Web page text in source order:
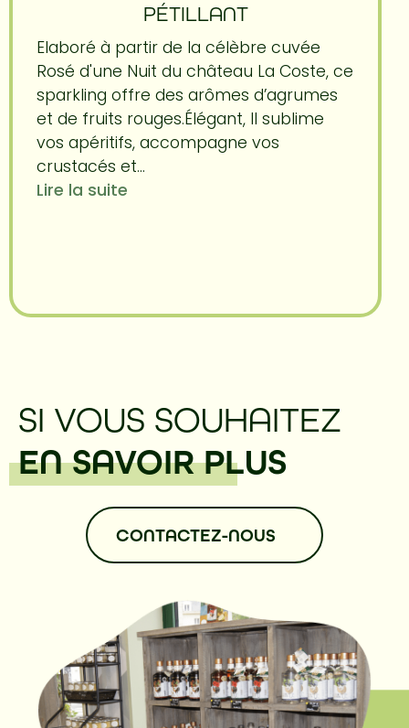
PÉTILLANT
Elaboré à partir de la célèbre cuvée
Rosé d'une Nuit du château La Coste, ce
sparkling offre des arômes d’agrumes
et de fruits rouges.Élégant, Il sublime
vos apéritifs, accompagne vos
crustacés et...
Lire la suite
SI VOUS SOUHAITEZ
EN SAVOIR PLUS
CONTACTEZ-NOUS